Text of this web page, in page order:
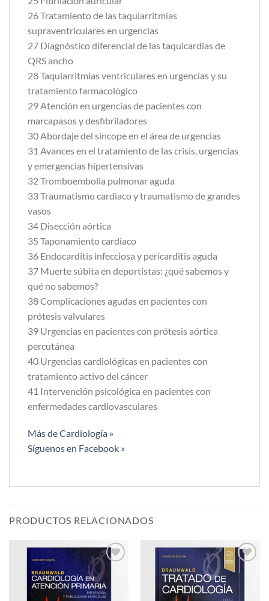
26 Tratamiento de las taquiarritmias
supraventriculares en urgencias
27 Diagnóstico diferencial de las taquicardias de
QRS ancho
28 Taquiarritmias ventriculares en urgencias y su
tratamiento farmacológico
29 Atención en urgencias de pacientes con
marcapasos y desfibriladores
30 Abordaje del síncope en el área de urgencias
31 Avances en el tratamiento de las crisis, urgencias
y emergencias hipertensivas
32 Tromboembolia pulmonar aguda
33 Traumatismo cardiaco y traumatismo de grandes
vasos
34 Disección aórtica
35 Taponamiento cardiaco
36 Endocarditis infecciosa y pericarditis aguda
37 Muerte súbita en deportistas: ¿qué sabemos y
qué no sabemos?
38 Complicaciones agudas en pacientes con
prótesis valvulares
39 Urgencias en pacientes con prótesis aórtica
percutánea
40 Urgencias cardiológicas en pacientes con
tratamiento activo del cáncer
41 Intervención psicológica en pacientes con
enfermedades cardiovasculares
Más de Cardiología »
Síguenos en Facebook »
PRODUCTOS RELACIONADOS
Añadir
lista de
deseos
Añadir
deseos